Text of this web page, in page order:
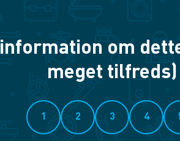
om
meget tilfreds)
1 2 3 4